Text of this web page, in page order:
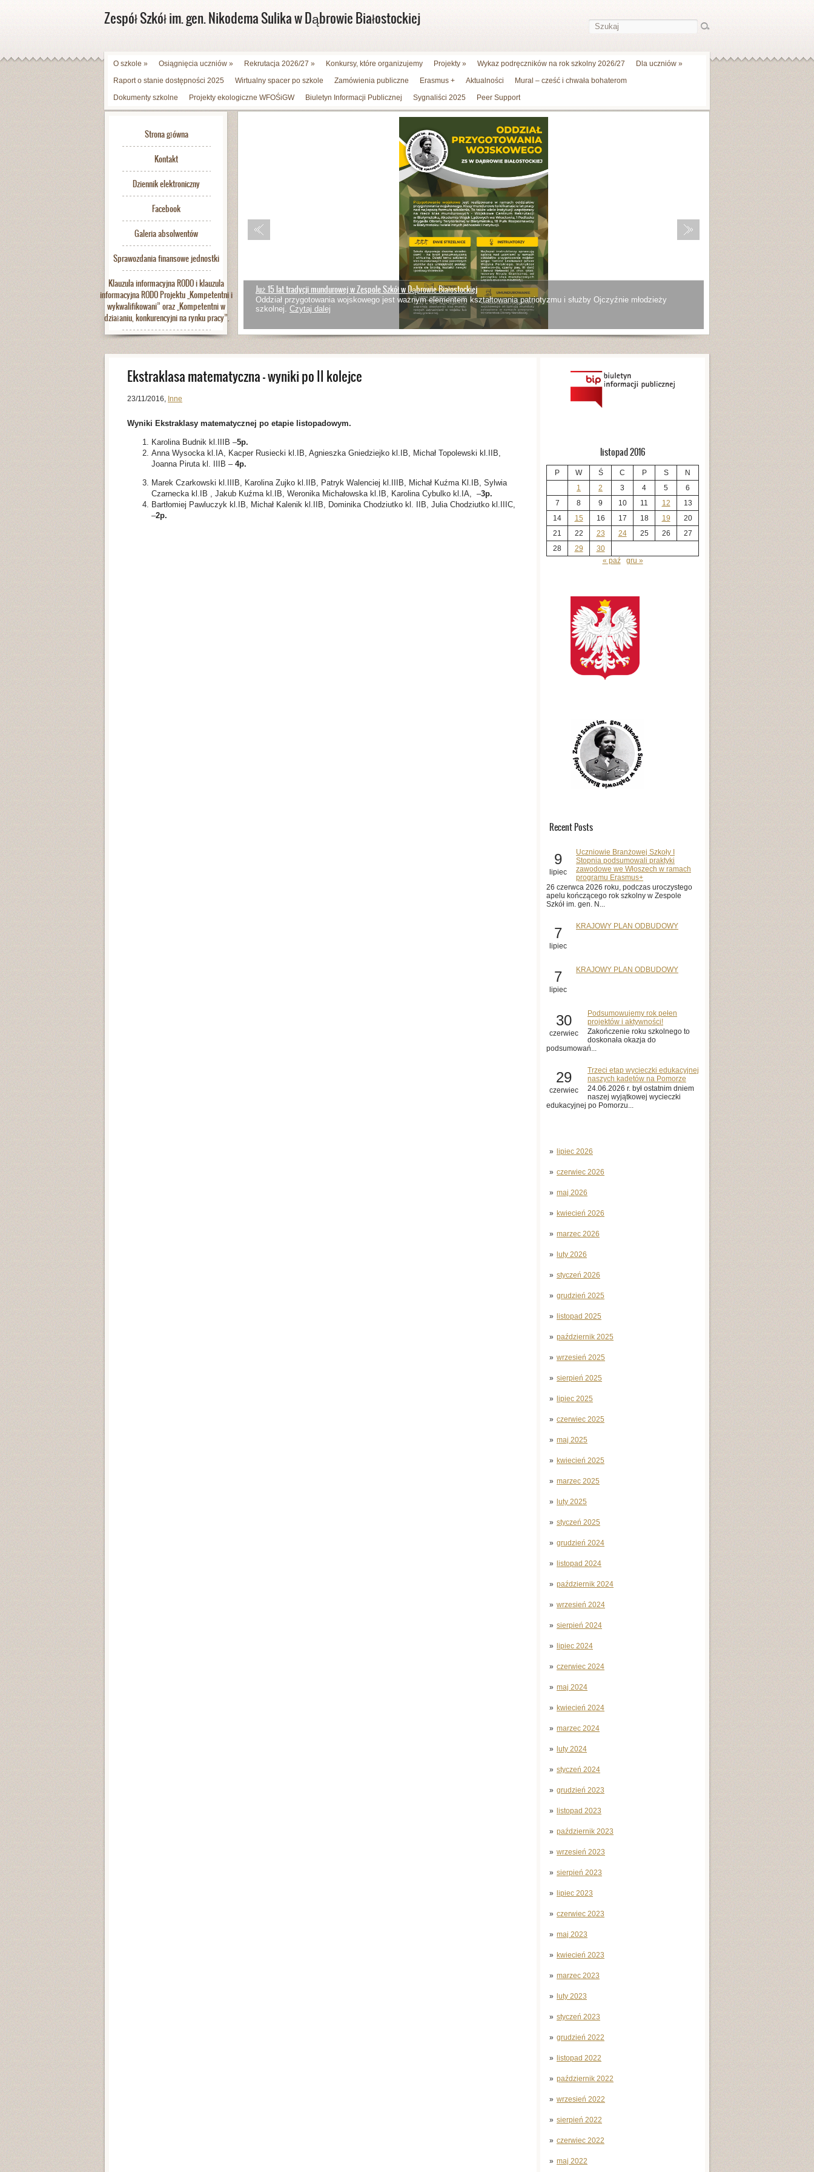
Zespół Szkół im. gen. Nikodema Sulika w Dąbrowie Białostockiej
O szkole » Osiągnięcia uczniów » Rekrutacja 2026/27 » Konkursy, które organizujemy Projekty » Wykaz podręczników na rok szkolny 2026/27 Dla uczniów »
Raport o stanie dostępności 2025
Wirtualny spacer po szkole Zamówienia publiczne Erasmus + Aktualności
Mural – cześć i chwała bohaterom
Dokumenty szkolne
Projekty ekologiczne WFOŚiGW Biuletyn Informacji Publicznej Sygnaliści 2025 Peer Support
Strona główna
Kontakt
Dziennik elektroniczny
Facebook
Galeria absolwentów
Sprawozdania finansowe jednostki
Klauzula informacyjna RODO i klauzula
informacyjna RODO Projektu „Kompetentni i
wykwalifikowani” oraz „Kompetentni w
działaniu, konkurencyjni na rynku pracy”.
Już 15 lat tradycji mundurowej w Zespole Szkół w Dąbrowie Białostockiej
Oddział przygotowania wojskowego jest ważnym elementem kształtowania patriotyzmu i służby Ojczyźnie młodzieży
szkolnej. Czytaj dalej
listopad 2016
P W Ś C P S
N
1
2 3 4 5
6
7
8 9 10 11 12
13
14
15 16 17 18 19
20
21
22 23 24 25 26
27
28
29
30
« paź
gru »
Recent Posts
9
lipiec
Uczniowie Branżowej Szkoły I
Stopnia podsumowali praktyki
zawodowe we Włoszech w ramach
programu Erasmus+
26 czerwca 2026 roku, podczas uroczystego
apelu kończącego rok szkolny w Zespole
Szkół im. gen. N...
7
lipiec
KRAJOWY PLAN ODBUDOWY
7
lipiec
KRAJOWY PLAN ODBUDOWY
30
czerwiec
Podsumowujemy rok pełen
projektów i aktywności!
Zakończenie roku szkolnego to
doskonała okazja do
podsumowań...
29
czerwiec
Trzeci etap wycieczki edukacyjnej
naszych kadetów na Pomorze
24.06.2026 r. był ostatnim dniem
naszej wyjątkowej wycieczki
edukacyjnej po Pomorzu...
lipiec 2026
czerwiec 2026
maj 2026
kwiecień 2026
marzec 2026
luty 2026
styczeń 2026
grudzień 2025
listopad 2025
październik 2025
wrzesień 2025
sierpień 2025
lipiec 2025
czerwiec 2025
maj 2025
kwiecień 2025
marzec 2025
luty 2025
styczeń 2025
grudzień 2024
listopad 2024
październik 2024
wrzesień 2024
sierpień 2024
lipiec 2024
czerwiec 2024
maj 2024
kwiecień 2024
marzec 2024
luty 2024
styczeń 2024
grudzień 2023
listopad 2023
październik 2023
wrzesień 2023
sierpień 2023
lipiec 2023
czerwiec 2023
maj 2023
kwiecień 2023
marzec 2023
luty 2023
styczeń 2023
grudzień 2022
listopad 2022
październik 2022
wrzesień 2022
sierpień 2022
czerwiec 2022
maj 2022
Ekstraklasa matematyczna – wyniki po II kolejce
23/11/2016, Inne
Wyniki Ekstraklasy matematycznej po etapie listopadowym.
Karolina Budnik kl.IIIB –5p.
Anna Wysocka kl.IA, Kacper Rusiecki kl.IB, Agnieszka Gniedziejko kl.IB, Michał Topolewski kl.IIB,
Joanna Piruta kl. IIIB – 4p.
Marek Czarkowski kl.IIIB, Karolina Zujko kl.IIB, Patryk Walenciej kl.IIIB, Michał Kuźma Kl.IB, Sylwia
Czarnecka kl.IB , Jakub Kuźma kl.IB, Weronika Michałowska kl.IB, Karolina Cybulko kl.IA, –3p.
Bartłomiej Pawluczyk kl.IB, Michał Kalenik kl.IIB, Dominika Chodziutko kl. IIB, Julia Chodziutko kl.IIIC,
–2p.